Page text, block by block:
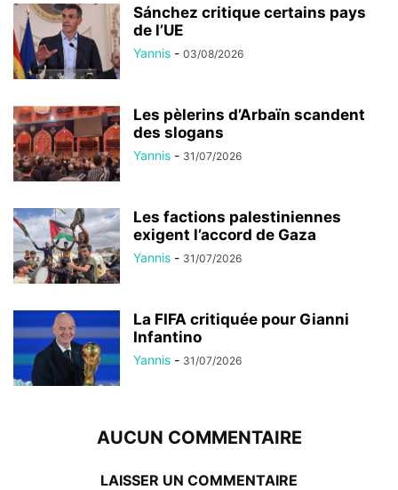
Sánchez critique certains pays
de l’UE
Yannis - 03/08/2026
Les pèlerins d’Arbaïn scandent
des slogans
Yannis - 31/07/2026
Les factions palestiniennes
exigent l’accord de Gaza
Yannis - 31/07/2026
La FIFA critiquée pour Gianni
Infantino
Yannis - 31/07/2026
AUCUN COMMENTAIRE
LAISSER UN COMMENTAIRE